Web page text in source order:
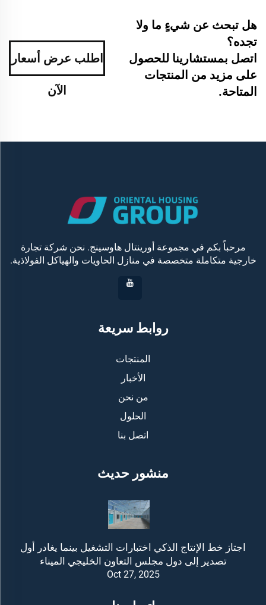
هل تبحث عن شيءٍ ما ولا
تجده؟
اتصل بمستشارينا للحصول
على مزيد من المنتجات
المتاحة.
اطلب عرض أسعار
الآن
مرحباً بكم في مجموعة أورينتال هاوسينج. نحن شركة تجارة
خارجية متكاملة متخصصة في منازل الحاويات والهياكل الفولاذية.
روابط سريعة
المنتجات
الأخبار
من نحن
الحلول
اتصل بنا
منشور حديث
اجتاز خط الإنتاج الذكي اختبارات التشغيل بينما يغادر أول
تصدير إلى دول مجلس التعاون الخليجي الميناء
Oct 27, 2025